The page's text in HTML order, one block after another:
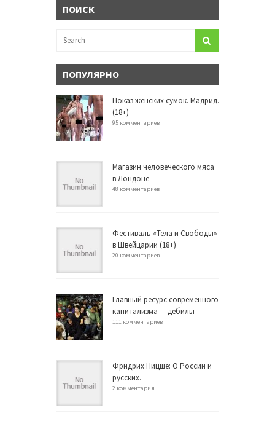
ПОИСК
ПОПУЛЯРНО
Показ женских сумок. Мадрид.
(18+)
95 комментариев
Магазин человеческого мяса
в Лондоне
48 комментариев
Фестиваль «Тела и Свободы»
в Швейцарии (18+)
20 комментариев
Главный ресурс современного
капитализма — дебилы
111 комментариев
Фридрих Ницше: О России и
русских.
2 комментария